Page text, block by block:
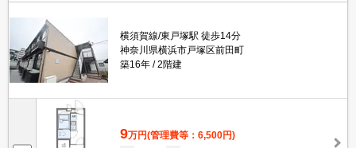
横須賀線/東戸塚駅 徒歩14分
神奈川県横浜市戸塚区前田町
築16年
2階建
9万円(管理費等：6,500円)